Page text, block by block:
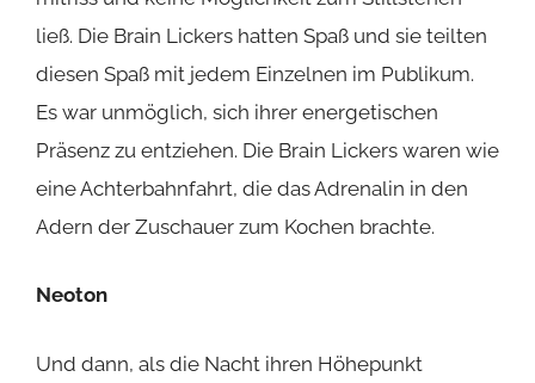
ließ. Die Brain Lickers hatten Spaß und sie teilten
diesen Spaß mit jedem Einzelnen im Publikum.
Es war unmöglich, sich ihrer energetischen
Präsenz zu entziehen. Die Brain Lickers waren wie
eine Achterbahnfahrt, die das Adrenalin in den
Adern der Zuschauer zum Kochen brachte.
Neoton
Und dann, als die Nacht ihren Höhepunkt